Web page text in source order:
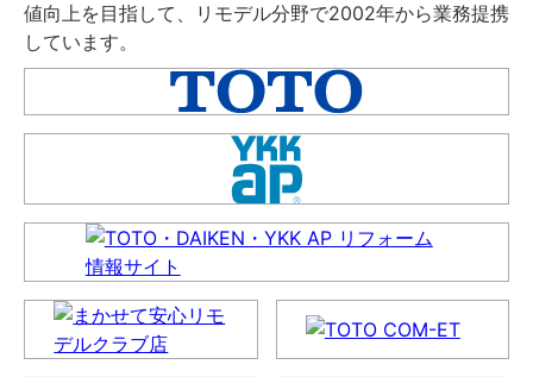
値向上を目指して、リモデル分野で2002年から業務提携
しています。